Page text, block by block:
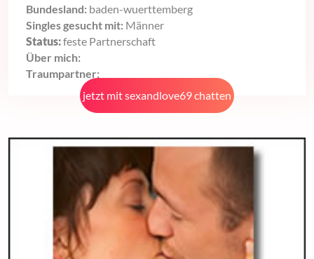
Bundesland: baden-wuerttemberg
Singles gesucht mit: Männer
Status:feste Partnerschaft
Über mich:
Traumpartner:
jetzt mit sexandlove69 chatten